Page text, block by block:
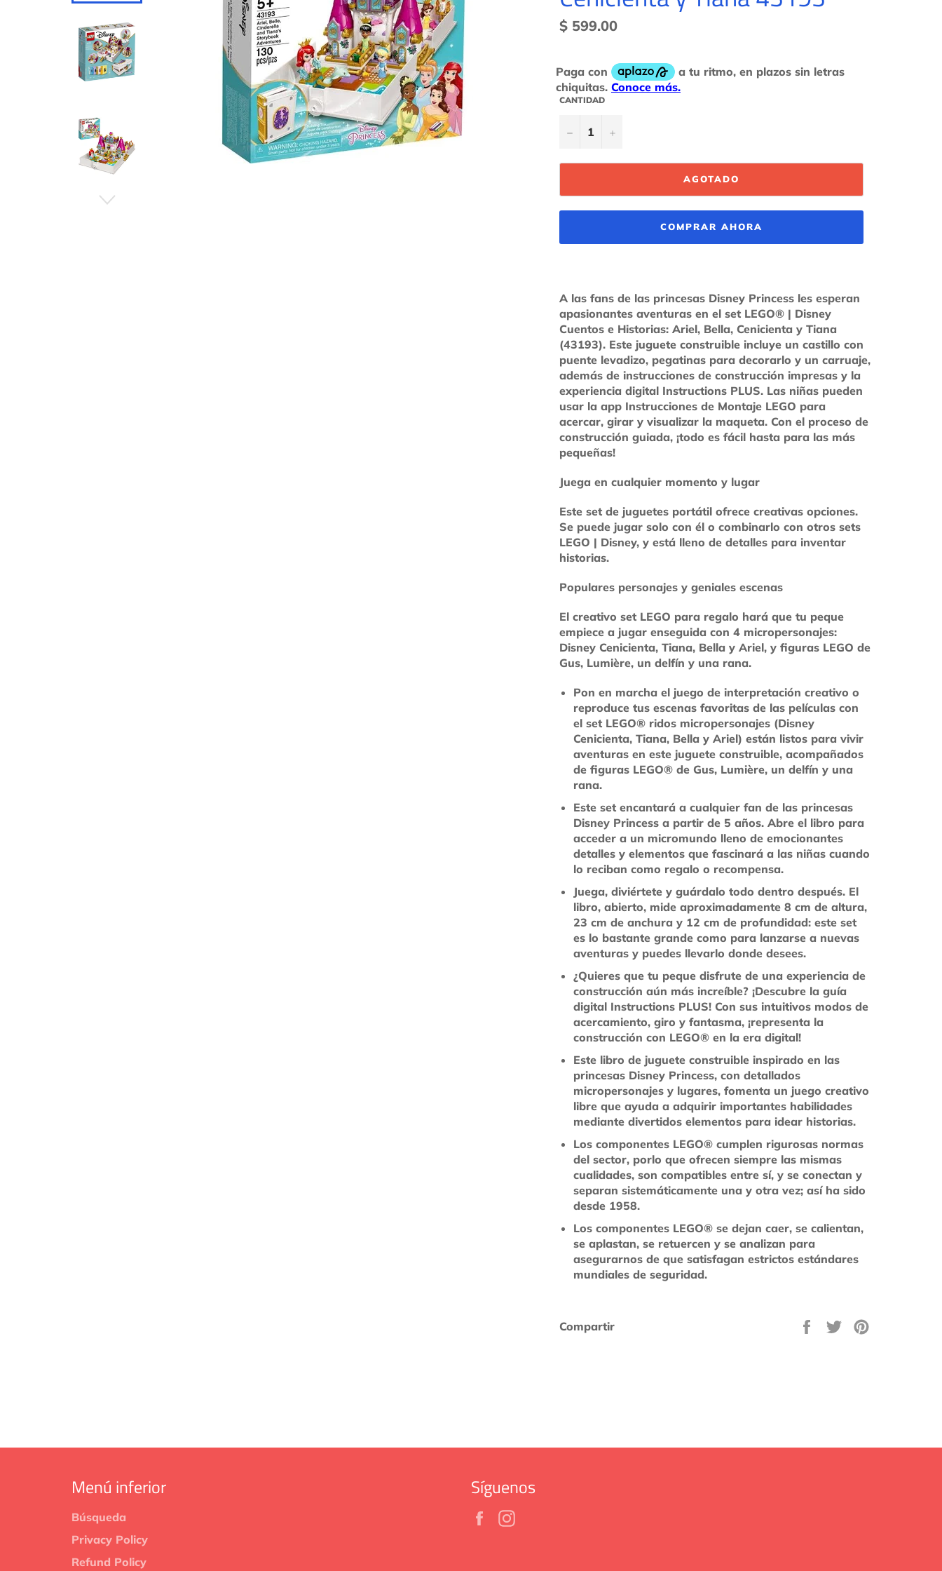
Precio
habitual
$ 599.00
CANTIDAD
− +
AGOTADO
COMPRAR AHORA
A las fans de las princesas Disney Princess les esperan
apasionantes aventuras en el set LEGO® | Disney
Cuentos e Historias: Ariel, Bella, Cenicienta y Tiana
(43193). Este juguete construible incluye un castillo con
puente levadizo, pegatinas para decorarlo y un carruaje,
además de instrucciones de construcción impresas y la
experiencia digital Instructions PLUS. Las niñas pueden
usar la app Instrucciones de Montaje LEGO para
acercar, girar y visualizar la maqueta. Con el proceso de
construcción guiada, ¡todo es fácil hasta para las más
pequeñas!
Juega en cualquier momento y lugar
Este set de juguetes portátil ofrece creativas opciones.
Se puede jugar solo con él o combinarlo con otros sets
LEGO | Disney, y está lleno de detalles para inventar
historias.
Populares personajes y geniales escenas
El creativo set LEGO para regalo hará que tu peque
empiece a jugar enseguida con 4 micropersonajes:
Disney Cenicienta, Tiana, Bella y Ariel, y figuras LEGO de
Gus, Lumière, un delfín y una rana.
Pon en marcha el juego de interpretación creativo o
reproduce tus escenas favoritas de las películas con
el set LEGO® ridos micropersonajes (Disney
Cenicienta, Tiana, Bella y Ariel) están listos para vivir
aventuras en este juguete construible, acompañados
de figuras LEGO® de Gus, Lumière, un delfín y una
rana.
Este set encantará a cualquier fan de las princesas
Disney Princess a partir de 5 años. Abre el libro para
acceder a un micromundo lleno de emocionantes
detalles y elementos que fascinará a las niñas cuando
lo reciban como regalo o recompensa.
Juega, diviértete y guárdalo todo dentro después. El
libro, abierto, mide aproximadamente 8 cm de altura,
23 cm de anchura y 12 cm de profundidad: este set
es lo bastante grande como para lanzarse a nuevas
aventuras y puedes llevarlo donde desees.
¿Quieres que tu peque disfrute de una experiencia de
construcción aún más increíble? ¡Descubre la guía
digital Instructions PLUS! Con sus intuitivos modos de
acercamiento, giro y fantasma, ¡representa la
construcción con LEGO® en la era digital!
Este libro de juguete construible inspirado en las
princesas Disney Princess, con detallados
micropersonajes y lugares, fomenta un juego creativo
libre que ayuda a adquirir importantes habilidades
mediante divertidos elementos para idear historias.
Los componentes LEGO® cumplen rigurosas normas
del sector, porlo que ofrecen siempre las mismas
cualidades, son compatibles entre sí, y se conectan y
separan sistemáticamente una y otra vez; así ha sido
desde 1958.
Los componentes LEGO® se dejan caer, se calientan,
se aplastan, se retuercen y se analizan para
asegurarnos de que satisfagan estrictos estándares
mundiales de seguridad.
Compartir
Compartir
Tuitear
Menú inferior
Búsqueda
Privacy Policy
Refund Policy
Síguenos
Facebook